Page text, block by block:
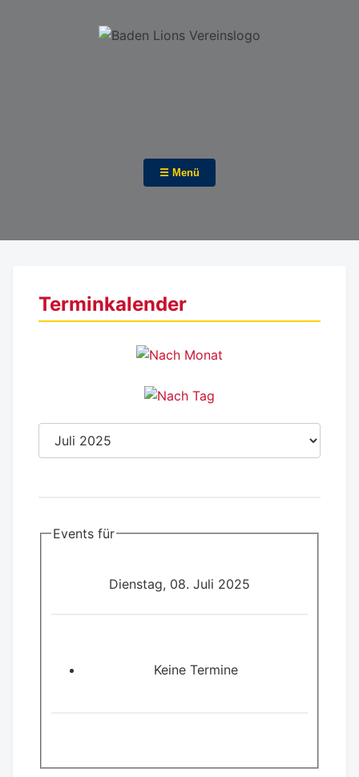
☰ Menü
Terminkalender
Events für
Dienstag, 08. Juli 2025
Keine Termine